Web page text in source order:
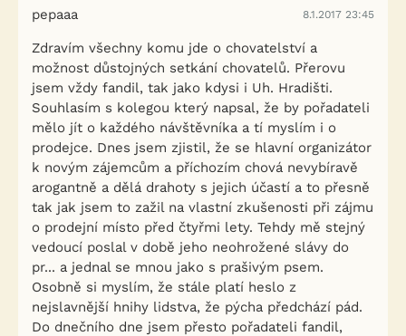
pepaaa 8.1.2017 23:45
Zdravím všechny komu jde o chovatelství a
možnost důstojných setkání chovatelů. Přerovu
jsem vždy fandil, tak jako kdysi i Uh. Hradišti.
Souhlasím s kolegou který napsal, že by pořadateli
mělo jít o každého návštěvníka a tí myslím i o
prodejce. Dnes jsem zjistil, že se hlavní organizátor
k novým zájemcům a příchozím chová nevybíravě
arogantně a dělá drahoty s jejich účastí a to přesně
tak jak jsem to zažil na vlastní zkušenosti při zájmu
o prodejní místo před čtyřmi lety. Tehdy mě stejný
vedoucí poslal v době jeho neohrožené slávy do
pr... a jednal se mnou jako s prašivým psem.
Osobně si myslím, že stále platí heslo z
nejslavnější hnihy lidstva, že pýcha předchází pád.
Do dnečního dne jsem přesto pořadateli fandil,